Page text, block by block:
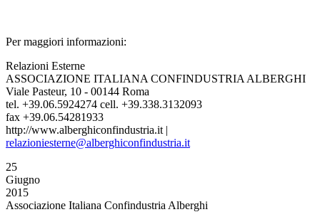
Per maggiori informazioni:
Relazioni Esterne
ASSOCIAZIONE ITALIANA CONFINDUSTRIA ALBERGHI
Viale Pasteur, 10 - 00144 Roma
tel. +39.06.5924274 cell. +39.338.3132093
fax +39.06.54281933
http://www.alberghiconfindustria.it |
relazioniesterne@alberghiconfindustria.it
25
Giugno
2015
Associazione Italiana Confindustria Alberghi